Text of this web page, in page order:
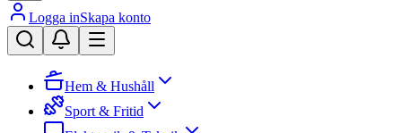
Logga inSkapa konto
Hem & Hushåll
Sport & Fritid